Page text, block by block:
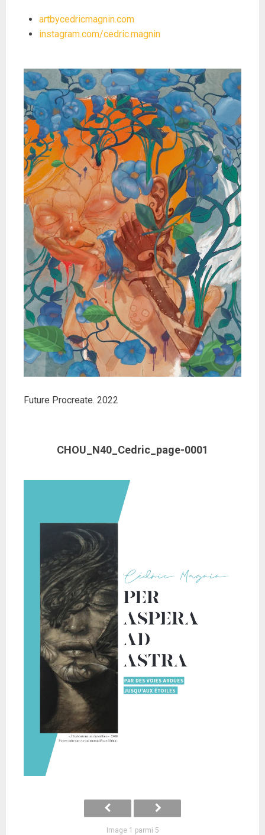
artbycedricmagnin.com
instagram.com/cedric.magnin
Future Procreate. 2022
CHOU_N40_Cedric_page-0001
Image 1 parmi 5